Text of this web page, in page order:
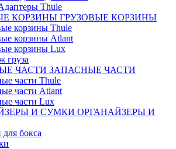
Thule
ГРУЗОВЫЕ КОРЗИНЫ
корзины Thule
корзины Atlant
корзины Lux
груза
ЗАПАСНЫЕ ЧАСТИ
части Thule
части Atlant
части Lux
ОРГАНАЙЗЕРЫ И
бокса